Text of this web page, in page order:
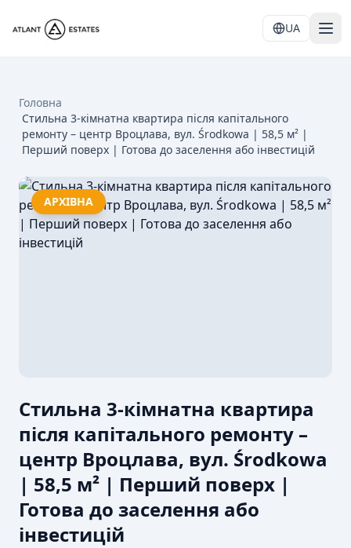
UA
Головна
Стильна 3-кімнатна квартира після капітального
ремонту – центр Вроцлава, вул. Środkowa | 58,5 м² |
Перший поверх | Готова до заселення або інвестицій
АРХІВНА
Стильна 3-кімнатна квартира
після капітального ремонту –
центр Вроцлава, вул. Środkowa
| 58,5 м² | Перший поверх |
Готова до заселення або
інвестицій